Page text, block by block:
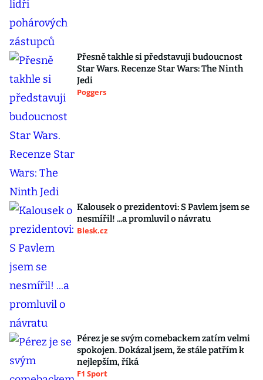
Přesně takhle si představuji budoucnost
Star Wars. Recenze Star Wars: The Ninth
Jedi
Poggers
Kalousek o prezidentovi: S Pavlem jsem se
nesmířil! ...a promluvil o návratu
Blesk.cz
Pérez je se svým comebackem zatím velmi
spokojen. Dokázal jsem, že stále patřím k
nejlepším, říká
F1 Sport